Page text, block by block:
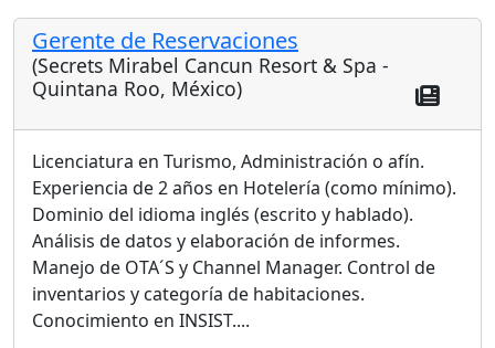
Gerente de Reservaciones
(Secrets Mirabel Cancun Resort & Spa -
Quintana Roo, México)
Licenciatura en Turismo, Administración o afín.
Experiencia de 2 años en Hotelería (como mínimo).
Dominio del idioma inglés (escrito y hablado).
Análisis de datos y elaboración de informes.
Manejo de OTA´S y Channel Manager. Control de
inventarios y categoría de habitaciones.
Conocimiento en INSIST....